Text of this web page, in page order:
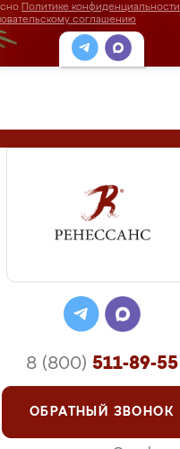
Политике конфиденциальности
соглашению
8 (800) 511-89-55
ОБРАТНЫЙ ЗВОНОК